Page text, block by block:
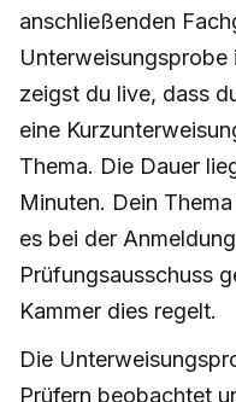
anschließenden
zeigst du live, dass
eine
Thema. Die Dauer
Minuten. Dein
es bei der
Prüfungsausschuss
Kammer dies regelt.
Die
Prüfern beobachtet